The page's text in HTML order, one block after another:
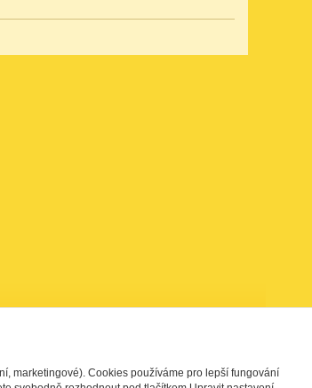
marketingové). Cookies používáme pro lepší fungování